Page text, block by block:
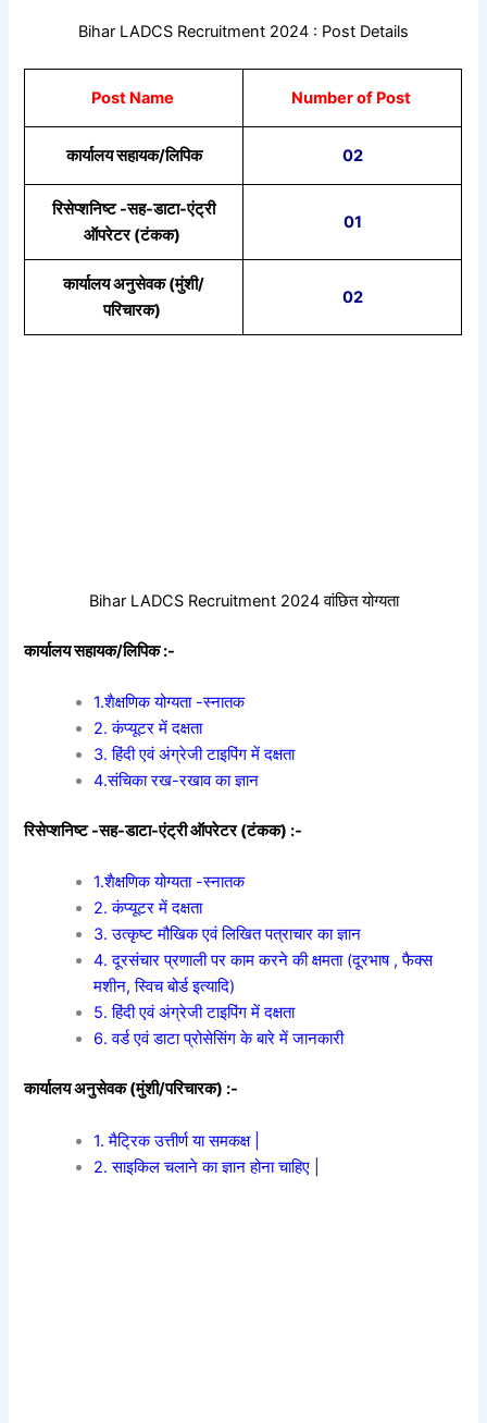
Bihar LADCS Recruitment 2024 : Post Details
Post Name Number of Post
कार्यालय सहायक/लिपिक 02
रिसेप्शनिष्ट -सह-डाटा-एंट्री
ऑपरेटर (टंकक)
01
कार्यालय अनुसेवक (मुंशी/
परिचारक)
02
Bihar LADCS Recruitment 2024 वांछित योग्यता
कार्यालय सहायक/लिपिक :-
1.शैक्षणिक योग्यता -स्नातक
2. कंप्यूटर में दक्षता
3. हिंदी एवं अंग्रेजी टाइपिंग में दक्षता
4.संचिका रख-रखाव का ज्ञान
रिसेप्शनिष्ट -सह-डाटा-एंट्री ऑपरेटर (टंकक) :-
1.शैक्षणिक योग्यता -स्नातक
2. कंप्यूटर में दक्षता
3. उत्कृष्ट मौखिक एवं लिखित पत्राचार का ज्ञान
4. दूरसंचार प्रणाली पर काम करने की क्षमता (दूरभाष , फैक्स
मशीन, स्विच बोर्ड इत्यादि)
5. हिंदी एवं अंग्रेजी टाइपिंग में दक्षता
6. वर्ड एवं डाटा प्रोसेसिंग के बारे में जानकारी
कार्यालय अनुसेवक (मुंशी/परिचारक) :-
1. मैट्रिक उत्तीर्ण या समकक्ष |
2. साइकिल चलाने का ज्ञान होना चाहिए |